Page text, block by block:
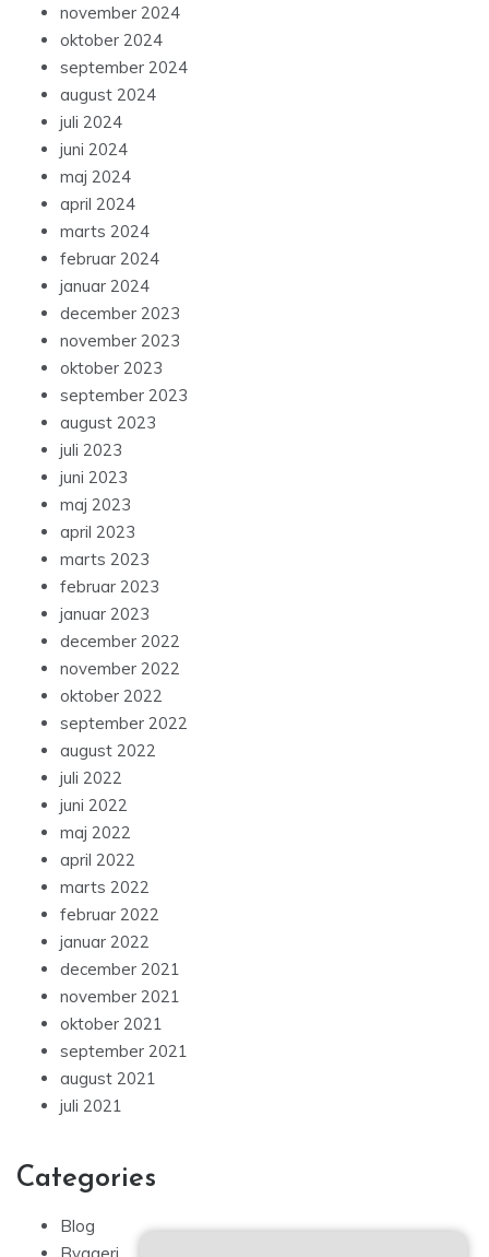
november 2024
oktober 2024
september 2024
august 2024
juli 2024
juni 2024
maj 2024
april 2024
marts 2024
februar 2024
januar 2024
december 2023
november 2023
oktober 2023
september 2023
august 2023
juli 2023
juni 2023
maj 2023
april 2023
marts 2023
februar 2023
januar 2023
december 2022
november 2022
oktober 2022
september 2022
august 2022
juli 2022
juni 2022
maj 2022
april 2022
marts 2022
februar 2022
januar 2022
december 2021
november 2021
oktober 2021
september 2021
august 2021
juli 2021
Categories
Blog